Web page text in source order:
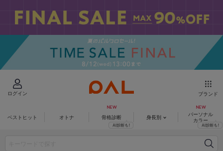
ログイン ブランド
ベストヒット オトナ 骨格診断 身長別
パーソナル
カラー